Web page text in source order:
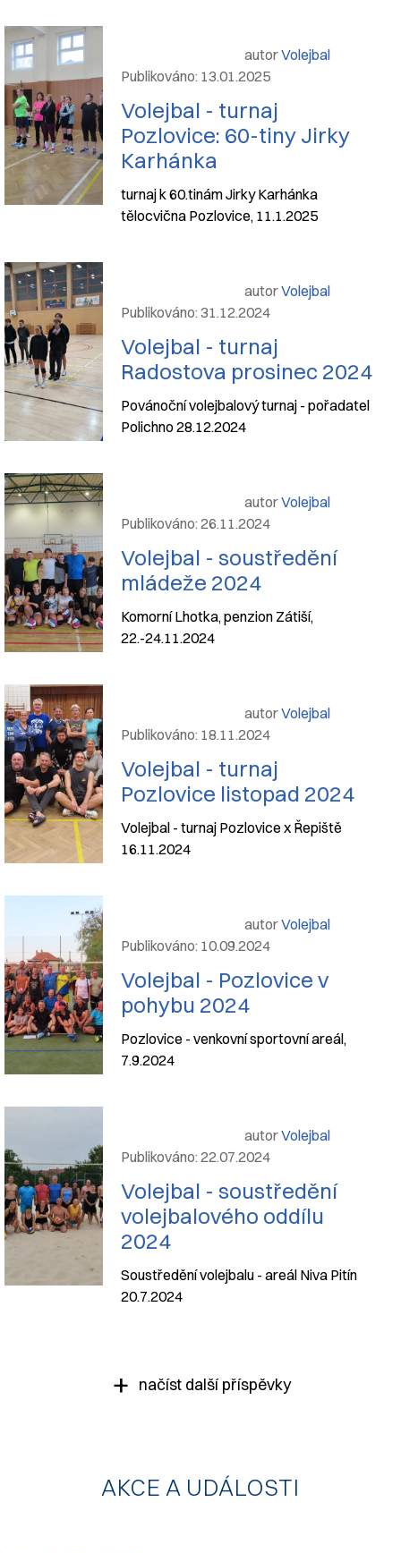
autorVolejbal
Publikováno: 13.01.2025
Volejbal - turnaj
Pozlovice: 60-tiny Jirky
Karhánka
turnaj k 60.tinám Jirky Karhánka
tělocvična Pozlovice, 11.1.2025
autorVolejbal
Publikováno: 31.12.2024
Volejbal - turnaj
Radostova prosinec 2024
Povánoční volejbalový turnaj - pořadatel
Polichno 28.12.2024
autorVolejbal
Publikováno: 26.11.2024
Volejbal - soustředění
mládeže 2024
Komorní Lhotka, penzion Zátiší,
22.-24.11.2024
autorVolejbal
Publikováno: 18.11.2024
Volejbal - turnaj
Pozlovice listopad 2024
Volejbal - turnaj Pozlovice x Řepiště
16.11.2024
autorVolejbal
Publikováno: 10.09.2024
Volejbal - Pozlovice v
pohybu 2024
Pozlovice - venkovní sportovní areál,
7.9.2024
autorVolejbal
Publikováno: 22.07.2024
Volejbal - soustředění
volejbalového oddílu
2024
Soustředění volejbalu - areál Niva Pitín
20.7.2024
načíst další příspěvky
AKCE A UDÁLOSTI